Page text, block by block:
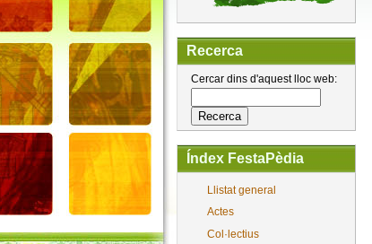
Recerca
Cercar dins d'aquest lloc web:
Índex FestaPèdia
Llistat general
Actes
Col·lectius